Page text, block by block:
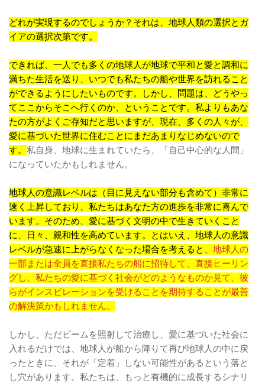
どれが実現するのでしょうか？それは、地球人類の選択とガ
イアの選択次第です。
できれば、一人でも多くの地球人が地球で平和と愛と調和に
満ちた生活を送り、いつでも私たちの船や世界を訪れること
ができるようにしたいものです。しかし、問題は、どうやっ
てここからそこへ行くのか、ということです。私よりもあな
たの方がよくご存知だと思いますが、現在、多くの人々が、
愛に基づいた世界に住むことにまだあまりなじめないので
す。 私自身、地球に生まれていたら、「自己中心的な人間」
になっていたかもしれません。
地球人の意識レベルは（目に見えない部分も含めて）非常に
速く上昇しており、私たちはあなた方の進歩を非常に喜んで
います。そのため、愛に基づく文明の中で生きていくこと
に、日々、親和性を高めています。とはいえ、地球人の意識
レベルが急速に上がらなくなった場合を考えると、 地球人の
一部または全員を直接私たちの船に招待して、直接ヒーリン
グし、私たちの愛に基づく社会がどのようなものか見て、彼
らがインスピレーションを受けることを期待することが最善
の解決策かもしれません。
しかし、ただビームを照射して治療し、愛に基づいた社会に
入れるだけでは、地球人が船から降りて再び地球人の中に戻
ったときに、それが「定着」しない可能性があるという落と
し穴があります。私たちは、もっと有機的に成長するシナリ